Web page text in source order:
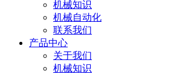
机械知识
机械自动化
联系我们
产品中心
关于我们
机械知识